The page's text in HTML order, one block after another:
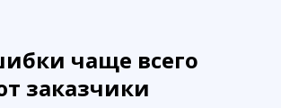
чаще всего
заказчики